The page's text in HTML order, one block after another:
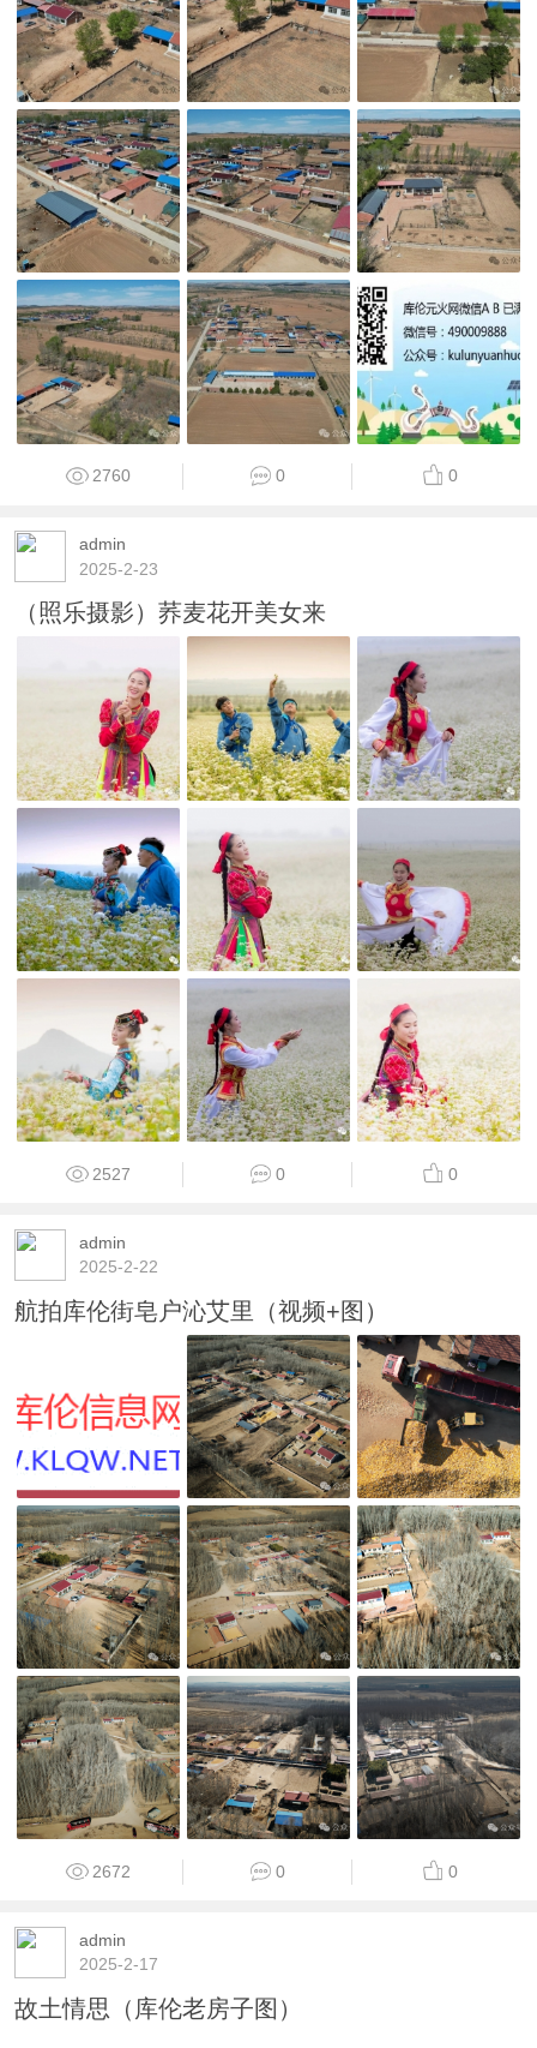
2760 0 0
admin
2025-2-23
（照乐摄影）荞麦花开美女来
2527 0 0
admin
2025-2-22
航拍库伦街皂户沁艾里（视频+图）
2672 0 0
admin
2025-2-17
故土情思（库伦老房子图）